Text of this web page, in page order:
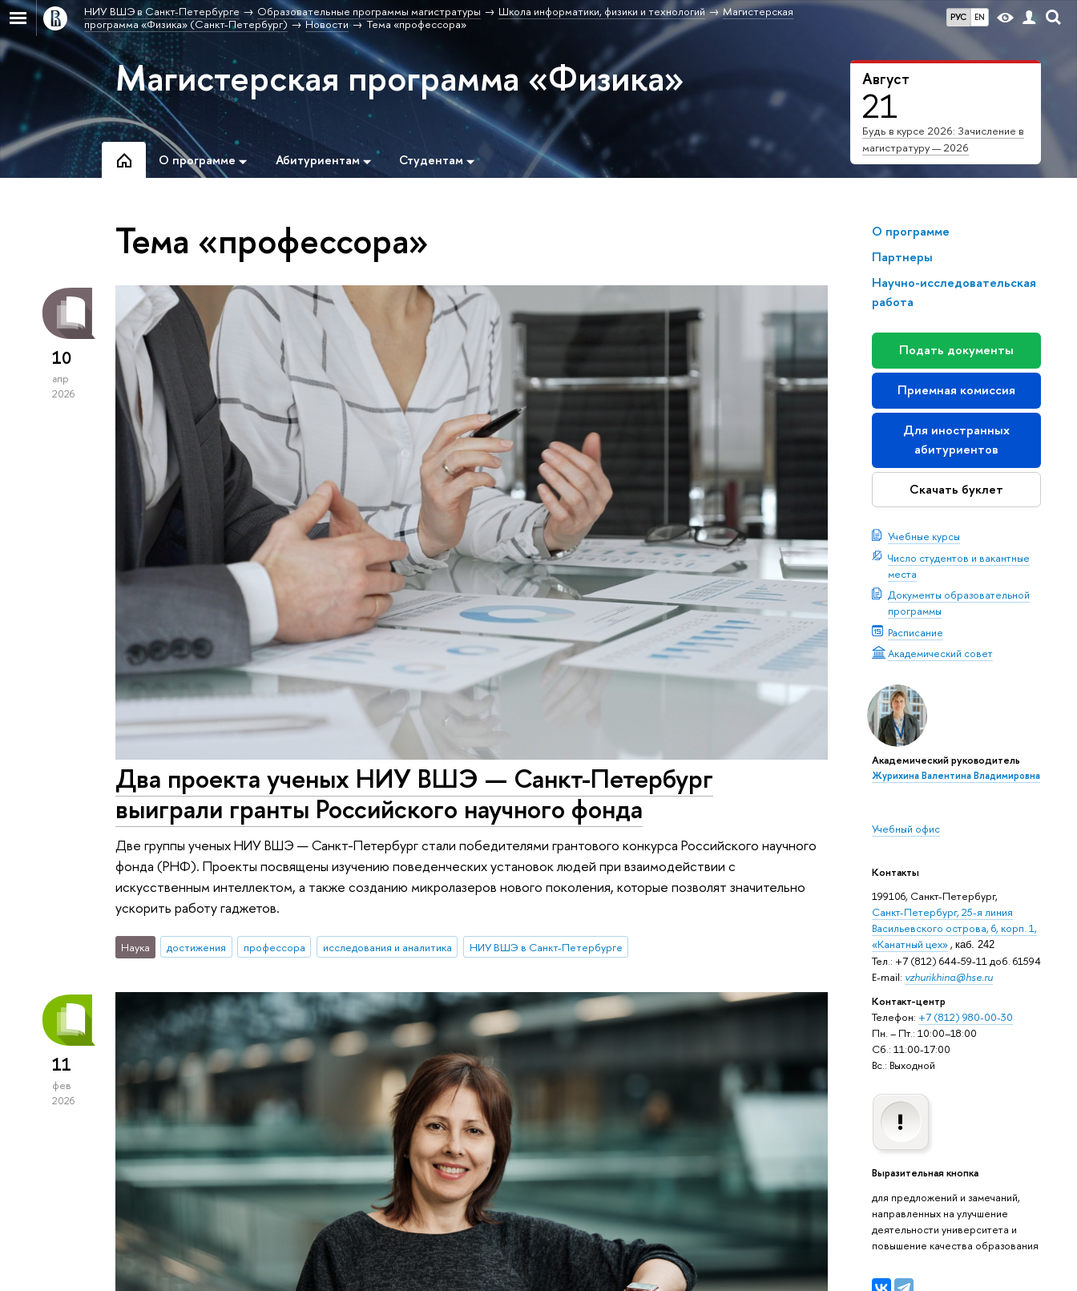
РУС EN
НИУ ВШЭ в Санкт-Петербурге Образовательные программы магистратуры Школа информатики, физики и технологий
Магистерская
программа «Физика» (Санкт-Петербург)
Новости Тема «профессора»
Август
21
Будь в курсе 2026: Зачисление в
магистратуру — 2026
Магистерская программа «Физика»
О программе Абитуриентам Студентам
О программе
Партнеры
Научно-исследовательская
работа
Подать документы
Приемная комиссия
Для иностранных
абитуриентов
Скачать буклет
Учебные курсы
Число студентов и вакантные
места
Документы образовательной
программы
Расписание
Академический совет
Академический руководитель
Журихина Валентина Владимировна
Учебный офис
Контакты
199106, Санкт-Петербург,
Санкт-Петербург, 25-я линия
Васильевского острова, 6, корп. 1,
«Канатный цех», каб. 242
Тел.: +7 (812) 644-59-11 доб. 61594
E-mail: vzhurikhina@hse.ru
Контакт-центр
Телефон: +7 (812) 980-00-30
Пн. – Пт.: 10:00–18:00
Сб.: 11:00-17:00
Вс.: Выходной
Выразительная кнопка
для предложений и замечаний,
направленных на улучшение
деятельности университета и
повышение качества образования
Тема «профессора»
10
апр
2026
Два проекта ученых НИУ ВШЭ — Санкт-Петербург
выиграли гранты Российского научного фонда
Две группы ученых НИУ ВШЭ — Санкт-Петербург стали победителями грантового конкурса Российского научного
фонда (РНФ). Проекты посвящены изучению поведенческих установок людей при взаимодействии с
искусственным интеллектом, а также созданию микролазеров нового поколения, которые позволят значительно
ускорить работу гаджетов.
Наука достижения профессора исследования и аналитика НИУ ВШЭ в Санкт-Петербурге
11
фев
2026